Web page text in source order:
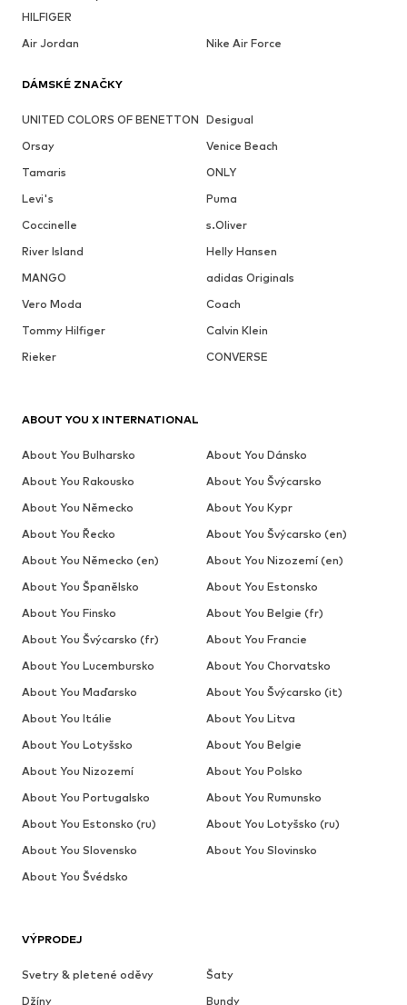
HILFIGER
Air Jordan Nike Air Force
DÁMSKÉ ZNAČKY
UNITED COLORS OF BENETTON Desigual
Orsay
Venice Beach
Tamaris
ONLY
Levi's
Puma
Coccinelle
s.Oliver
River Island
Helly Hansen
MANGO
adidas Originals
Vero Moda
Coach
Tommy Hilfiger
Calvin Klein
Rieker
CONVERSE
VÝPRODEJ
Svetry & pletené oděvy
Šaty
Džíny
Bundy
ABOUT YOU X INTERNATIONAL
About You Bulharsko
About You Dánsko
About You Rakousko
About You Švýcarsko
About You Německo
About You Kypr
About You Řecko
About You Švýcarsko (en)
About You Německo (en)
About You Nizozemí (en)
About You Španělsko
About You Estonsko
About You Finsko
About You Belgie (fr)
About You Švýcarsko (fr)
About You Francie
About You Lucembursko
About You Chorvatsko
About You Maďarsko
About You Švýcarsko (it)
About You Itálie
About You Litva
About You Lotyšsko
About You Belgie
About You Nizozemí
About You Polsko
About You Portugalsko
About You Rumunsko
About You Estonsko (ru)
About You Lotyšsko (ru)
About You Slovensko
About You Slovinsko
About You Švédsko